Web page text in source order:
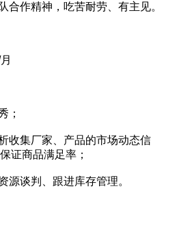
合作精神，吃苦耐劳、有主见。
；
收集厂家、产品的市场动态信
证商品满足率；
源谈判、跟进库存管理。